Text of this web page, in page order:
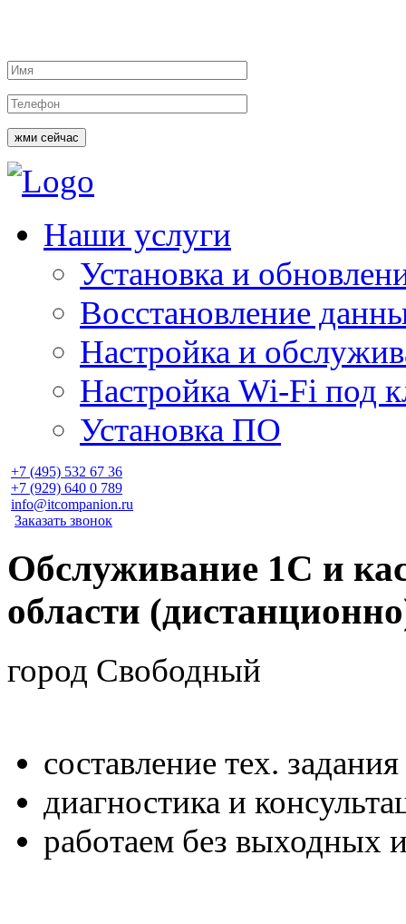
жми сейчас
Наши услуги
Установка и
Восстановление
Настройка и
Настройка Wi-Fi под
Установка ПО
+7 (495) 532 67 36
+7 (929) 640 0 789
info@itcompanion.ru
Заказать звонок
Обслуживание 1С и
области
город Свободный
составление тех. задания
диагностика и
работаем без выходных